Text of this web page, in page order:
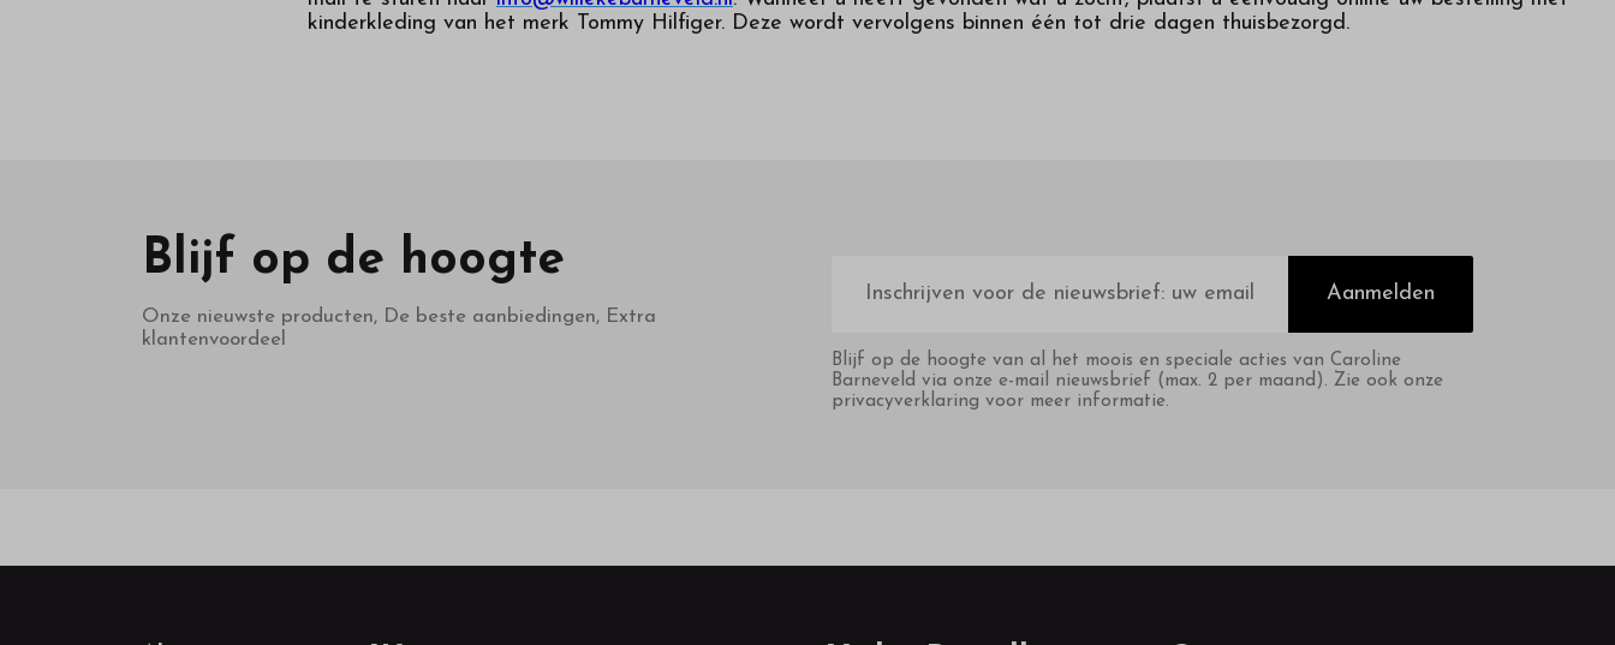
kinderkleding van het merk Tommy Hilfiger. Deze wordt vervolgens binnen één tot drie dagen thuisbezorgd.
Blijf op de hoogte
Onze nieuwste producten, De beste aanbiedingen, Extra
klantenvoordeel
mailadres
Aanmelden
Blijf op de hoogte van al het moois en speciale acties van Caroline
Barneveld via onze e-mail nieuwsbrief (max. 2 per maand). Zie ook onze
privacyverklaring voor meer informatie.